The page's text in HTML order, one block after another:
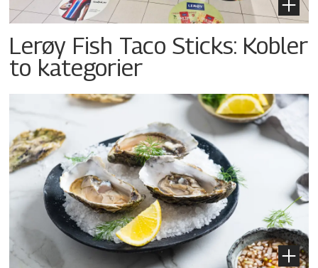
Lerøy Fish Taco Sticks: Kobler
to kategorier